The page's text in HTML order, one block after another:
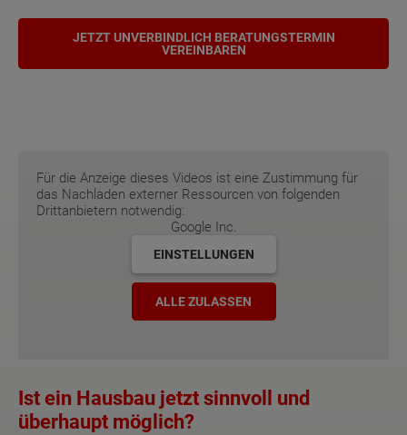
JETZT UNVERBINDLICH BERATUNGSTERMIN
VEREINBAREN
Für die Anzeige dieses Videos ist eine Zustimmung für
das Nachladen externer Ressourcen von folgenden
Drittanbietern notwendig:
Google Inc.
EINSTELLUNGEN
ALLE ZULASSEN
Ist ein Hausbau jetzt sinnvoll und
überhaupt möglich?